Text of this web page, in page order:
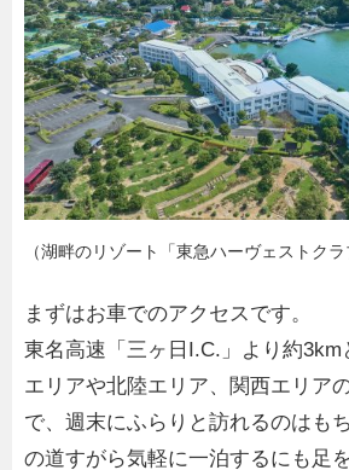
（湖畔のリゾート「東急ハーヴェストクラ
まずはお車でのアクセスです。
東名高速「三ヶ日I.C.」より約3km
エリアや北陸エリア、関西エリア
で、週末にふらりと訪れるのはも
の道すがら気軽に一泊するにも足